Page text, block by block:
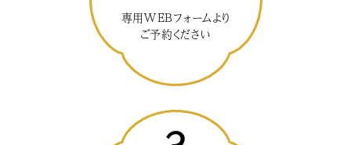
専用WEBフォームより
ご予約ください